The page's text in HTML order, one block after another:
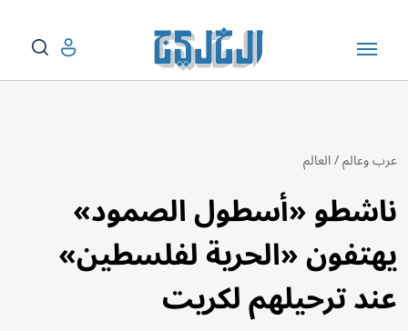
عرب وعالم/العالم
ناشطو «أسطول الصمود»
يهتفون «الحرية لفلسطين»
عند ترحيلهم لكريت